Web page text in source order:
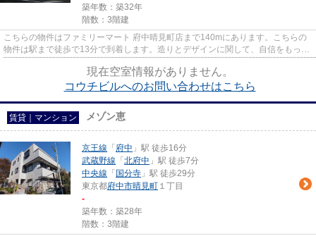
築年数：築32年
階数：3階建
こちらの物件はファミリーマート 府中晴見町店まで140mにあります。こちらの
物件は駅まで徒歩で13分で到着します。造りとデザインに関して、自信をもって
現在空室情報がありません。
コウチビルへのお問い合わせはこちら
賃貸｜マンション メゾン恵
京王線 「 府中 」駅 徒歩16分
武蔵野線 「 北府中 」駅 徒歩7分
中央線 「 国分寺 」駅 徒歩29分
東京都府中市晴見町 １丁目
-
築年数：築28年
階数：3階建